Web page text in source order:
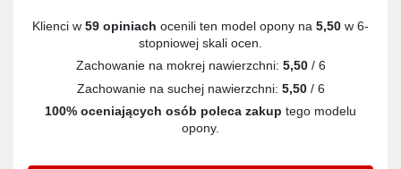
Klienci w 59 opiniach ocenili ten model opony na 5,50 w 6-
stopniowej skali ocen.
Zachowanie na mokrej nawierzchni: 5,50/ 6
Zachowanie na suchej nawierzchni: 5,50/ 6
100% oceniających osób poleca zakup tego modelu
opony.